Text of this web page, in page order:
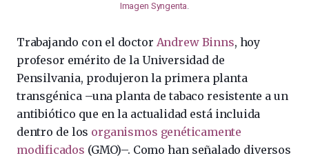
Imagen Syngenta.
Trabajando con el doctor Andrew Binns, hoy
profesor emérito de la Universidad de
Pensilvania, produjeron la primera planta
transgénica –una planta de tabaco resistente a un
antibiótico que en la actualidad está incluida
dentro de los organismos genéticamente
modificados (GMO)–. Como han señalado diversos